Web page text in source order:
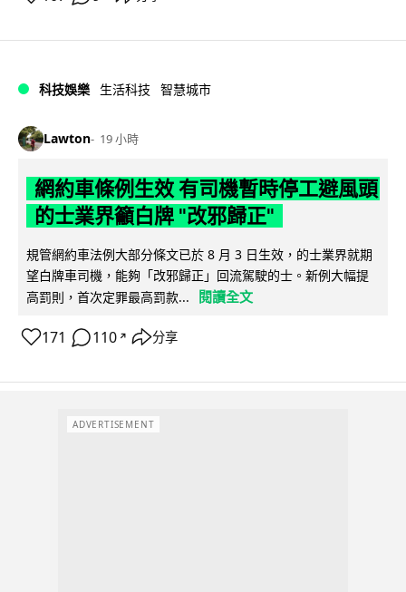
科技娛樂 生活科技 智慧城市
Lawton 19 小時
網約車條例生效 有司機暫時停工避風頭
的士業界籲白牌 "改邪歸正"
規管網約車法例大部分條文已於 8 月 3 日生效，的士業界就期
望白牌車司機，能夠「改邪歸正」回流駕駛的士。新例大幅提
高罰則，首次定罪最高罰款...
閱讀全文
171 110 ↗ 分享
ADVERTISEMENT